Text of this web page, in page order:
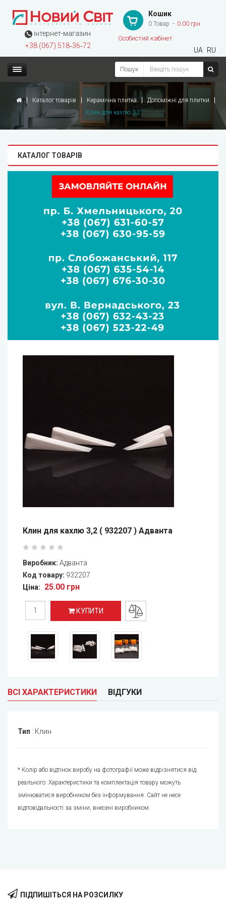
інтернет-магазин
+38 (067) 518‑36‑72
Кошик
0 Товар 0.00 грн
Особистий кабінет
UA RU
Пошук
Каталог товарів Керамічна плитка
Допоміжні для плитки
Клин для кахлю 3,2
КАТАЛОГ ТОВАРІВ
Клин для кахлю 3,2 ( 932207 ) Адванта
Виробник: Адванта
Код товару: 932207
Ціна:
25.00 грн
КУПИТИ
ВСІ ХАРАКТЕРИСТИКИ ВІДГУКИ
Тип : Клин
* Колір або відтінок виробу на фотографії може відрізнятися від
реального. Характеристики та комплектація товару можуть
змінюватися виробником без інформування. Сайт не несе
відповідальності за зміни, внесені виробником.
ПІДПИШІТЬСЯ НА РОЗСИЛКУ